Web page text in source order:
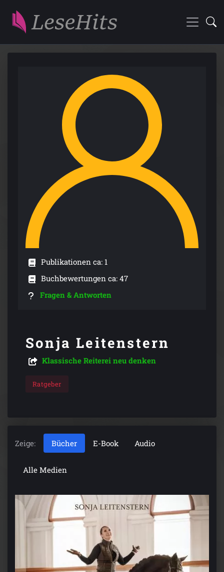
Publikationen ca: 1
Buchbewertungen ca: 47
Fragen & Antworten
Sonja Leitenstern
Klassische Reiterei neu denken
Ratgeber
Zeige: Bücher E-Book Audio
Alle Medien